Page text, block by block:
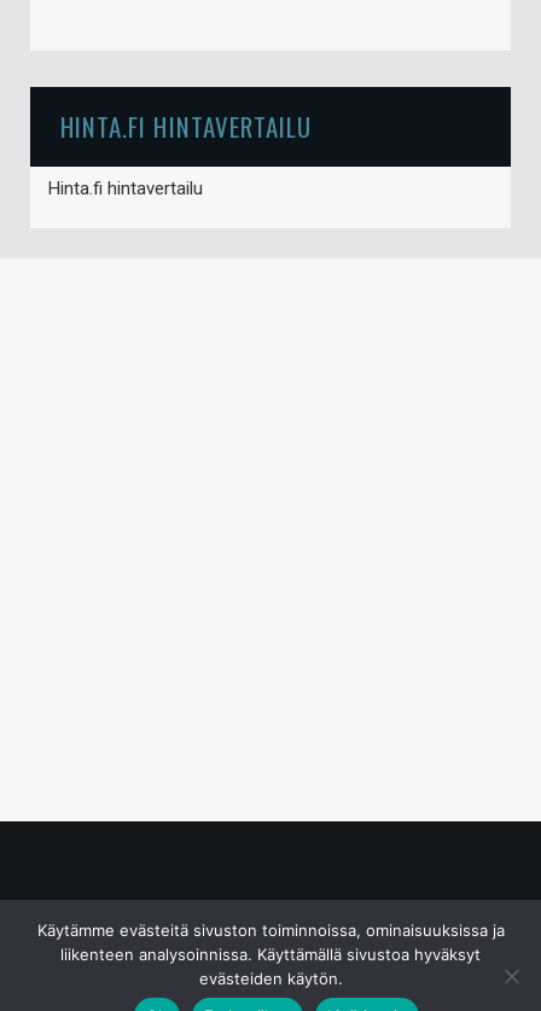
HINTA.FI HINTAVERTAILU
Hinta.fi hintavertailu
Käytämme evästeitä sivuston toiminnoissa, ominaisuuksissa ja
liikenteen analysoinnissa. Käyttämällä sivustoa hyväksyt
evästeiden käytön.